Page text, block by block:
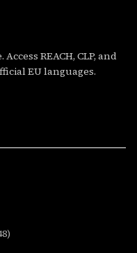
REACH, CLP, and
EU languages.